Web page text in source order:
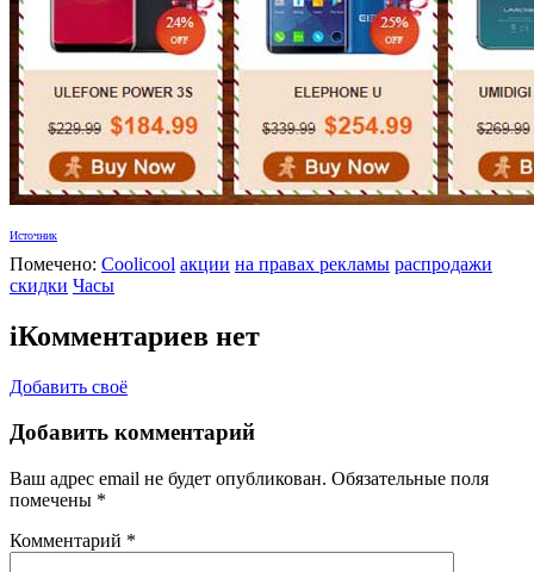
Источник
Помечено: Coolicool акции на правах рекламы распродажи
скидки Часы
iКомментариев нет
Добавить своё
Добавить комментарий
Ваш адрес email не будет опубликован. Обязательные поля
помечены *
Комментарий *